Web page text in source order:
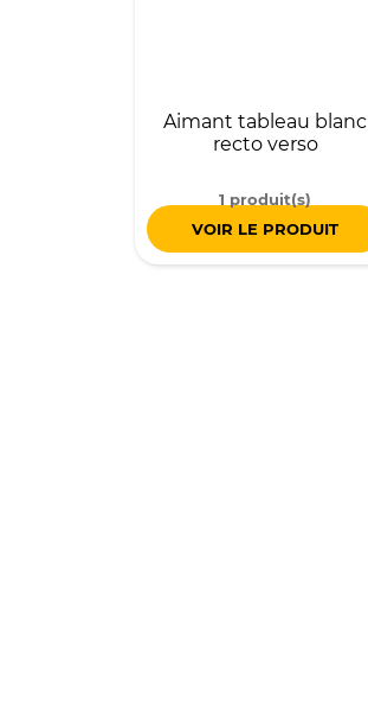
Aimant tableau blanc
recto verso
1 produit(s)
VOIR LE PRODUIT